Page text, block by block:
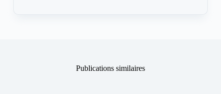
Publications similaires